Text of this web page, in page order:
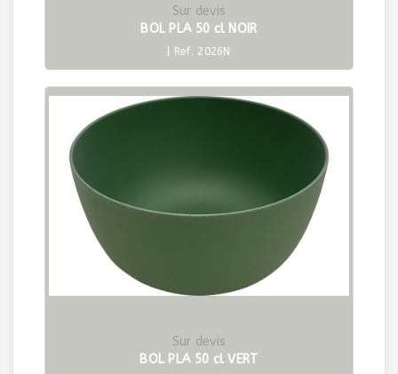
Sur devis
BOL PLA 50 cl NOIR
| Ref. 2026N
Sur devis
BOL PLA 50 cl VERT